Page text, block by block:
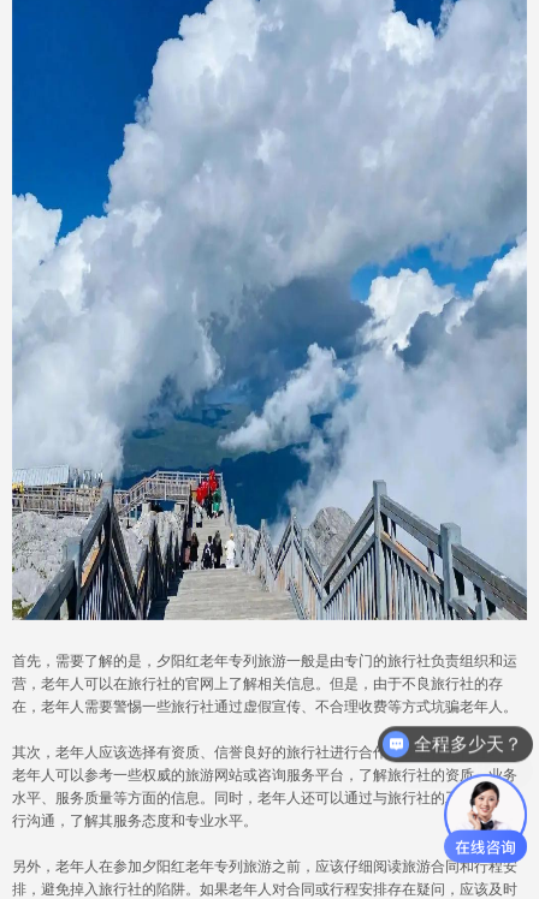
首先，需要了解的是，夕阳红老年专列旅游一般是由专门的旅行社负责组织和运
营，老年人可以在旅行社的官网上了解相关信息。但是，由于不良旅行社的存
在，老年人需要警惕一些旅行社通过虚假宣传、不合理收费等方式坑骗老年人。
其次，老年人应该选择有资质、信誉良好的旅行社进行合作。在选择旅行社时，
老年人可以参考一些权威的旅游网站或咨询服务平台，了解旅行社的资质、业务
水平、服务质量等方面的信息。同时，老年人还可以通过与旅行社的工作人员进
行沟通，了解其服务态度和专业水平。
另外，老年人在参加夕阳红老年专列旅游之前，应该仔细阅读旅游合同和行程安
排，避免掉入旅行社的陷阱。如果老年人对合同或行程安排存在疑问，应该及时
全程多少天？
怎么报名？